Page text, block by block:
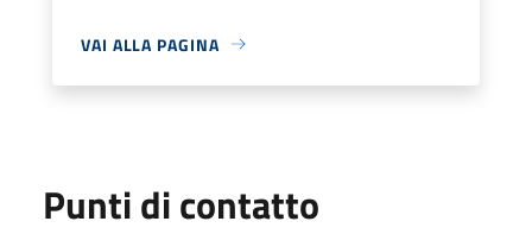
VAI ALLA PAGINA
Punti di contatto